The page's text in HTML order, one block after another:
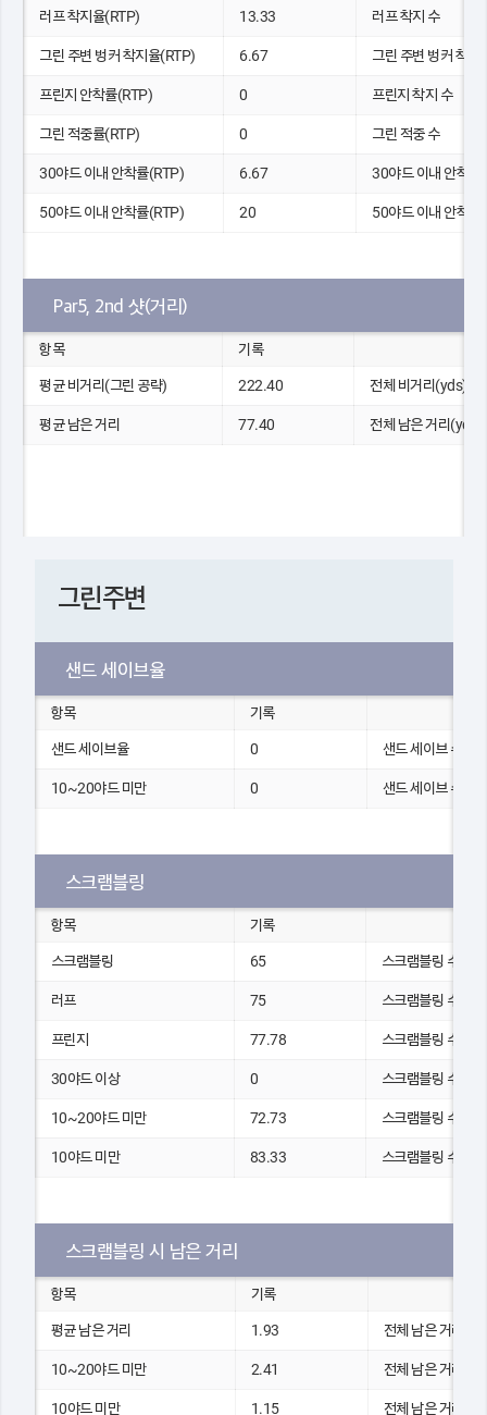
러프 착지율(RTP) 13.33 러프 착지 수
그린 주변 벙커 착지율(RTP) 6.67 그린 주변 벙커 착지
프린지 안착률(RTP) 0 프린지 착지 수
그린 적중률(RTP) 0 그린 적중 수
30야드 이내 안착률(RTP) 6.67 30야드 이내 안착 수
50야드 이내 안착률(RTP) 20 50야드 이내 안착 수
Par5, 2nd 샷(거리)
항목 기록
평균 비거리(그린 공략) 222.40 전체 비거리(yds)
평균 남은 거리 77.40 전체 남은 거리(yds)
그린주변
샌드 세이브율
항목 기록
샌드 세이브율 0 샌드 세이브 수
10~20야드 미만 0 샌드 세이브 수
스크램블링
항목 기록
스크램블링 65 스크램블링 수
러프 75 스크램블링 수
프린지 77.78 스크램블링 수
30야드 이상 0 스크램블링 수
10~20야드 미만 72.73 스크램블링 수
10야드 미만 83.33 스크램블링 수
스크램블링 시 남은 거리
항목 기록
평균 남은 거리 1.93 전체 남은 거리
10~20야드 미만 2.41 전체 남은 거리
10야드 미만 1.15 전체 남은 거리